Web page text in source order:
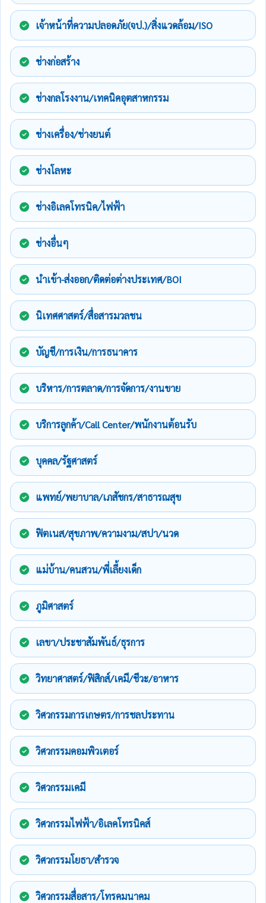
เจ้าหน้าที่ความปลอดภัย(จป.)/สิ่งแวดล้อม/ISO
ช่างก่อสร้าง
ช่างกลโรงงาน/เทคนิคอุตสาหกรรม
ช่างเครื่อง/ช่างยนต์
ช่างโลหะ
ช่างอิเลคโทรนิค/ไฟฟ้า
ช่างอื่นๆ
นำเข้า-ส่งออก/ติดต่อต่างประเทศ/BOI
นิเทศศาสตร์/สื่อสารมวลชน
บัญชี/การเงิน/การธนาคาร
บริหาร/การตลาด/การจัดการ/งานขาย
บริการลูกค้า/Call Center/พนักงานต้อนรับ
บุคคล/รัฐศาสตร์
แพทย์/พยาบาล/เภสัชกร/สาธารณสุข
ฟิตเนส/สุขภาพ/ความงาม/สปา/นวด
แม่บ้าน/คนสวน/พี่เลี้ยงเด็ก
ภูมิศาสตร์
เลขา/ประชาสัมพันธ์/ธุรการ
วิทยาศาสตร์/ฟิสิกส์/เคมี/ชีวะ/อาหาร
วิศวกรรมการเกษตร/การชลประทาน
วิศวกรรมคอมพิวเตอร์
วิศวกรรมเคมี
วิศวกรรมไฟฟ้า/อิเลคโทรนิคส์
วิศวกรรมโยธา/สำรวจ
วิศวกรรมสื่อสาร/โทรคมนาคม